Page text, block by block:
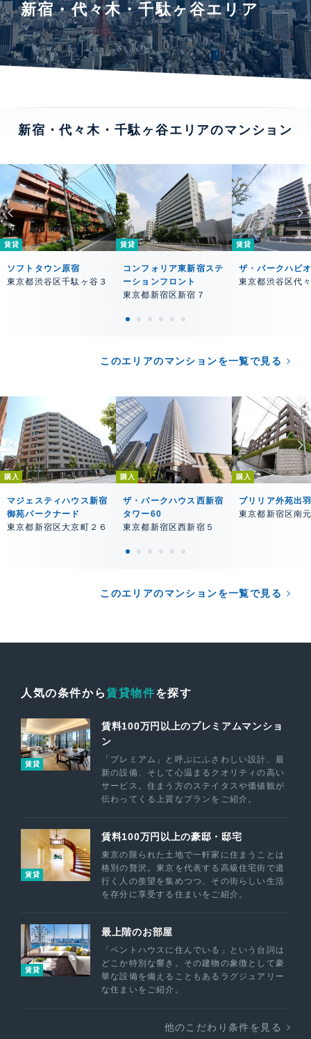
新宿・代々木・千駄ヶ谷エリア
新宿・代々木・千駄ヶ谷エリアのマンション
賃貸
ソフトタウン原宿
東京都渋谷区千駄ヶ谷３
賃貸
コンフォリア東新宿ステ
ーションフロント
東京都新宿区新宿７
賃貸
ザ・パークハビ
東京都渋谷区代
このエリアのマンションを一覧で見る
購入
マジェスティハウス新宿
御苑パークナード
東京都新宿区大京町２６
購入
ザ・パークハウス西新宿
タワー60
東京都新宿区西新宿５
購入
ブリリア外苑出
東京都新宿区南
このエリアのマンションを一覧で見る
人気の条件から賃貸物件を探す
賃貸
賃料100万円以上のプレミアムマンショ
ン
「プレミアム」と呼ぶにふさわしい設計、最
新の設備、そして心温まるクオリティの高い
サービス。住まう方のステイタスや価値観が
伝わってくる上質なプランをご紹介。
賃貸
賃料100万円以上の豪邸・邸宅
東京の限られた土地で一軒家に住まうことは
格別の贅沢。東京を代表する高級住宅街で道
行く人の羨望を集めつつ、その街らしい生活
を存分に享受する住まいをご紹介。
賃貸
最上階のお部屋
「ペントハウスに住んでいる」という台詞は
どこか特別な響き。その建物の象徴として豪
華な設備を備えることもあるラグジュアリー
な住まいをご紹介。
他のこだわり条件を見る